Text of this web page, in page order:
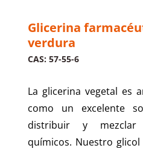
Glicerina
verdura
CAS: 57-55-6
La glicerina vegetal es
como un excelente
distribuir y mezclar
químicos. Nuestro